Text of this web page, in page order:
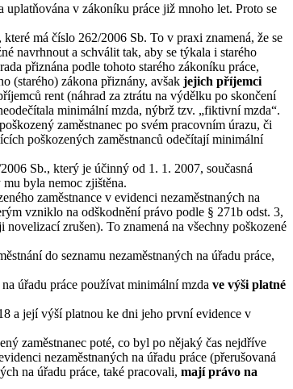
v zákoníku práce již mnoho let. Proto se
které má číslo 262/2006 Sb. To v praxi znamená, že se
navrhnout a schválit tak, aby se týkala i starého
přiznána podle tohoto starého zákoníku práce,
(starého) zákona přiznány, avšak jejich příjemci
rent (náhrad za ztrátu na výdělku po skončení
minimální mzda, nýbrž tzv. „fiktivní mzda“.
zaměstnanec po svém pracovním úrazu, či
poškozených zaměstnanců odečítají minimální
Sb., který je účinný od 1. 1. 2007, současná
byla nemoc zjištěna.
zaměstnance v evidenci nezaměstnaných na
vzniklo na odškodnění právo podle § 271b odst. 3,
zrušen). To znamená na všechny poškozené
do seznamu nezaměstnaných na úřadu práce,
úřadu práce používat minimální mzda ve výši platné
a její výší platnou ke dni jeho první evidence v
zaměstnanec poté, co byl po nějaký čas nejdříve
nezaměstnaných na úřadu práce (přerušovaná
na úřadu práce, také pracovali, mají právo na